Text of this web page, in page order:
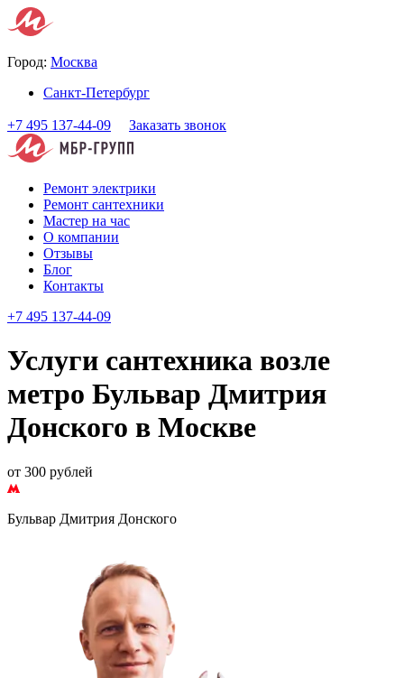
Город: Москва
Санкт-Петербург
+7 495 137-44-09 Заказать звонок
Ремонт электрики
Ремонт сантехники
Мастер на час
О компании
Отзывы
Блог
Контакты
+7 495 137-44-09
Услуги сантехника возле
метро Бульвар Дмитрия
Донского в Москве
от 300 рублей
Бульвар Дмитрия Донского